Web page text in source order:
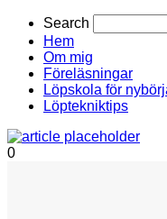
Search
Hem
Om mig
Föreläsningar
Löpskola för
Löptekniktips
0